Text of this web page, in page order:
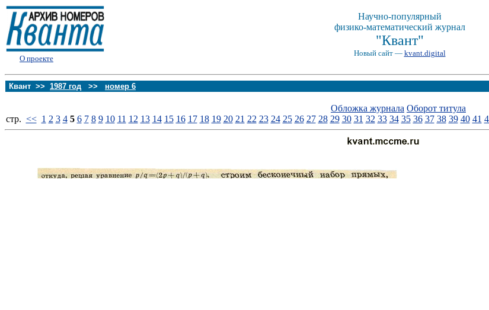
О проекте
Научно-популярный
физико-математический журнал
"Квант"
Новый сайт — kvant.digital
Квант >> 1987 год >> номер 6
Обложка журнала Оборот титула
стp. << 1 2 3 4 5 6 7 8 9 10 11 12 13 14 15 16 17 18 19 20 21 22 23 24 25 26 27 28 29 30 31 32 33 34 35 36 37 38 39 40 41